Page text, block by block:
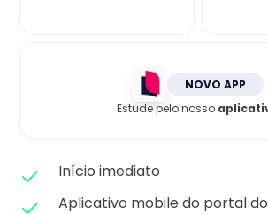
NOVO APP
Estude pelo nosso
Início imediato
Aplicativo mobile do portal